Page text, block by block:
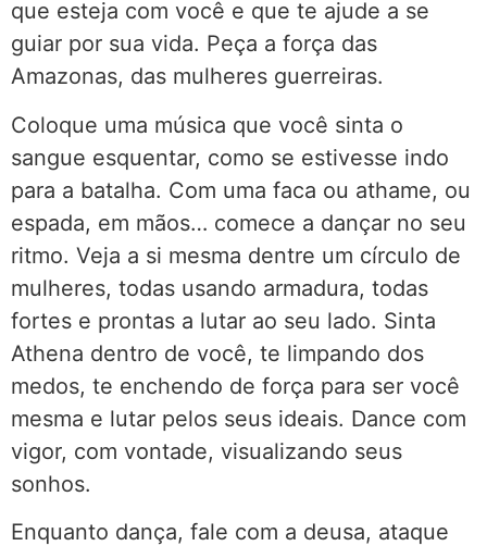
que esteja com você e que te ajude a se
guiar por sua vida. Peça a força das
Amazonas, das mulheres guerreiras.
Coloque uma música que você sinta o
sangue esquentar, como se estivesse indo
para a batalha. Com uma faca ou athame, ou
espada, em mãos… comece a dançar no seu
ritmo. Veja a si mesma dentre um círculo de
mulheres, todas usando armadura, todas
fortes e prontas a lutar ao seu lado. Sinta
Athena dentro de você, te limpando dos
medos, te enchendo de força para ser você
mesma e lutar pelos seus ideais. Dance com
vigor, com vontade, visualizando seus
sonhos.
Enquanto dança, fale com a deusa, ataque